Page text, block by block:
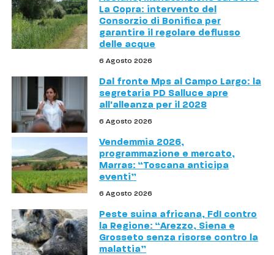
La Copra: intervento del
Consorzio di Bonifica per
garantire il regolare deflusso
delle acque
6 Agosto 2026
Dal fronte Mps al Campo Largo: la
segretaria PD Salluce apre
all'alleanza per il 2028
6 Agosto 2026
Vendemmia 2026,
programmazione e mercato,
Marras: “Toscana anticipa
eventi”
6 Agosto 2026
Peste suina africana, FdI contro
la Regione: “Arezzo, Siena e
Grosseto senza risorse contro la
malattia”